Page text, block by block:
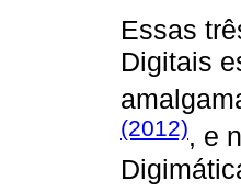
Essas
Digitais
(2012), e